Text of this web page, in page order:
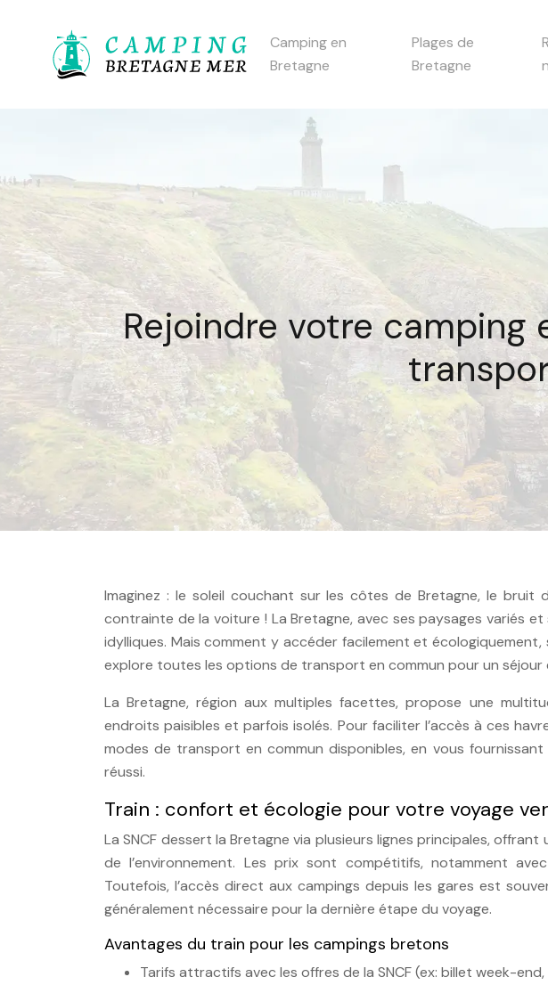
Camping en
Bretagne
Plages de
Bretagne
Rejoindre votre camping
Imaginez : le soleil couchant sur les côtes de Bretagne, le bruit
contrainte de la voiture ! La Bretagne, avec ses paysages variés
idylliques. Mais comment y accéder facilement et
explore toutes les options de transport en commun pour un séjour
La Bretagne, région aux multiples facettes, propose une
endroits paisibles et parfois isolés. Pour faciliter l’accès à ces
modes de transport en commun disponibles, en vous
réussi.
Train : confort et écologie pour votre voyage
La SNCF dessert la Bretagne via plusieurs lignes principales, offrant
de l’environnement. Les prix sont compétitifs, notamment
Toutefois, l’accès direct aux campings depuis les gares est
généralement nécessaire pour la dernière étape du voyage.
Avantages du train pour les campings bretons
Tarifs attractifs avec les offres de la SNCF (ex: billet week-